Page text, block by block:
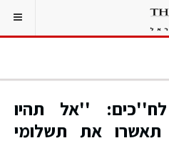
''אל תהיו
תאשרו את תשלומי